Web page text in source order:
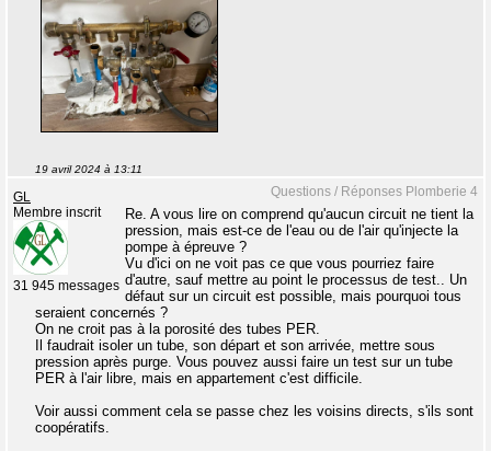
19 avril 2024 à 13:11
Questions / Réponses Plomberie 4
GL
Membre inscrit
31 945 messages
Re. A vous lire on comprend qu'aucun circuit ne tient la
pression, mais est-ce de l'eau ou de l'air qu'injecte la
pompe à épreuve ?
Vu d'ici on ne voit pas ce que vous pourriez faire
d'autre, sauf mettre au point le processus de test.. Un
défaut sur un circuit est possible, mais pourquoi tous
seraient concernés ?
On ne croit pas à la porosité des tubes PER.
Il faudrait isoler un tube, son départ et son arrivée, mettre sous
pression après purge. Vous pouvez aussi faire un test sur un tube
PER à l'air libre, mais en appartement c'est difficile.
Voir aussi comment cela se passe chez les voisins directs, s'ils sont
coopératifs.